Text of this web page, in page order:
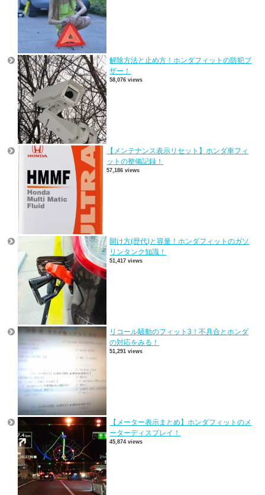
解除方法と止め方！ホンダフィットの防犯ブ
ザー！
58,076 views
【メンテナンス表示リセット】ホンダ車フィ
ットの整備記録！
57,186 views
開け方(歴代)と容量！ホンダフィットのガソ
リンタンク知識！
51,417 views
リコール騒動のフィット3！不具合とホンダ
の対応をみる！
51,291 views
【メーター表示まとめ】ホンダフィットのメ
ーターディスプレイ！
45,874 views